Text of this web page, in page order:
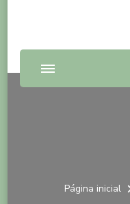
Página inicial